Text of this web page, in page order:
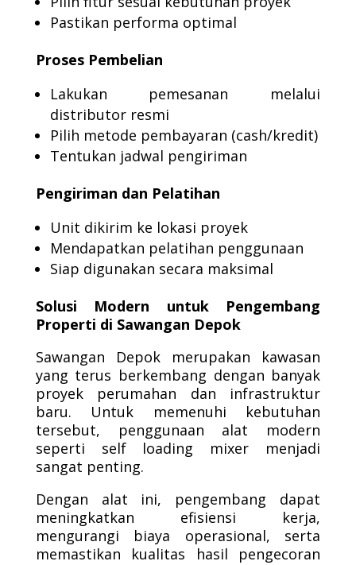
Pastikan performa optimal
Proses Pembelian
Lakukan pemesanan melalui
distributor resmi
Pilih metode pembayaran (cash/kredit)
Tentukan jadwal pengiriman
Pengiriman dan Pelatihan
Unit dikirim ke lokasi proyek
Mendapatkan pelatihan penggunaan
Siap digunakan secara maksimal
Solusi Modern untuk Pengembang
Properti di Sawangan Depok
Sawangan Depok merupakan kawasan
yang terus berkembang dengan banyak
proyek perumahan dan infrastruktur
baru. Untuk memenuhi kebutuhan
tersebut, penggunaan alat modern
seperti self loading mixer menjadi
sangat penting.
Dengan alat ini, pengembang dapat
meningkatkan efisiensi kerja,
mengurangi biaya operasional, serta
memastikan kualitas hasil pengecoran